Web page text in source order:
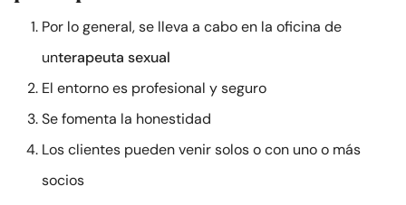
Por lo general, se lleva a cabo en la oficina de
unterapeuta sexual
El entorno es profesional y seguro
Se fomenta la honestidad
Los clientes pueden venir solos o con uno o más
socios